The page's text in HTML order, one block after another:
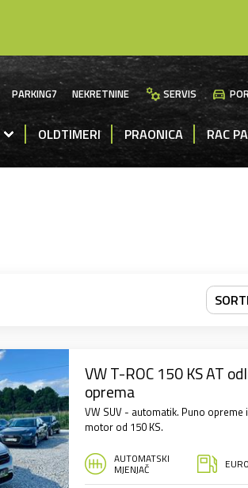
PARKING7 NEKRETNINE manufacturingSERVIS directions_car
OLDTIMERI PRAONICA RAC
VW T-ROC 150 KS AT
oprema
VW SUV - automatik. Puno opreme
motor od 150 KS.
AUTOMATSKI
MJENJAČ